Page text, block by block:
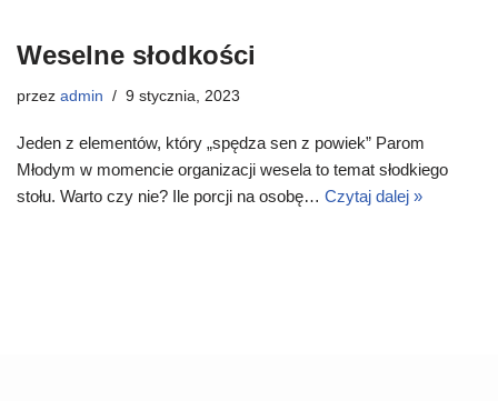
Weselne słodkości
przez admin 9 stycznia, 2023
Jeden z elementów, który „spędza sen z powiek” Parom
Młodym w momencie organizacji wesela to temat słodkiego
stołu. Warto czy nie? Ile porcji na osobę… Czytaj dalej »